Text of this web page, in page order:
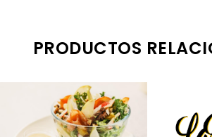
PRODUCTOS